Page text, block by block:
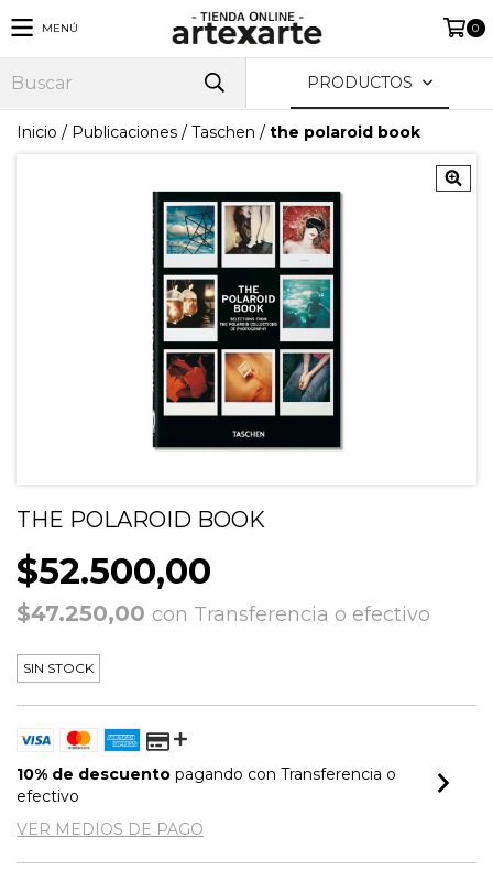
MENÚ 0
PRODUCTOS
Inicio / Publicaciones / Taschen / the polaroid book
THE POLAROID BOOK
$52.500,00
$47.250,00 con Transferencia o efectivo
SIN STOCK
10% de descuento pagando con Transferencia o
efectivo
VER MEDIOS DE PAGO